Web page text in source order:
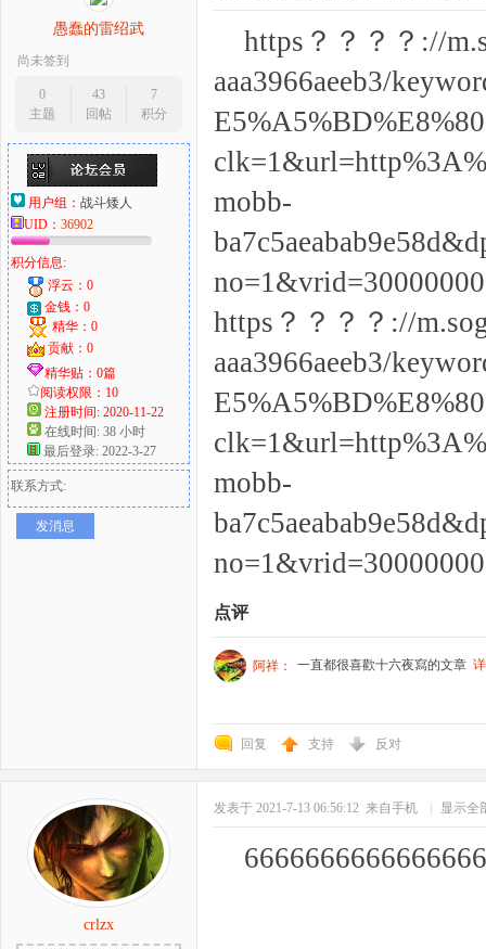
愚蠢的雷绍武
尚未签到
0
主题
43
回帖
7
积分
用户组： 战斗矮人
UID： 36902
积分信息:
浮云：0
金钱：0
精华：0
贡献：0
精华贴：0篇
阅读权限：10
注册时间: 2020-11-22
在线时间: 38 小时
最后登录: 2022-3-27
联系方式:
发消息
https？？？？://
aaa3966aeeb3/
mobb-
https？？？？://
aaa3966aeeb3/
mobb-
点评
阿祥： 一直都很喜歡十六夜寫的文章
回复 支持 反对
crlzx
发表于 2021-7-13 06:56:12 来自手机 显示全